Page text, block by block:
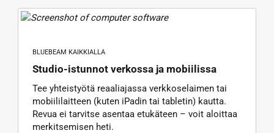
BLUEBEAM KAIKKIALLA
Studio-istunnot verkossa ja mobiilissa
Tee yhteistyötä reaaliajassa verkkoselaimen tai
mobiililaitteen (kuten iPadin tai tabletin) kautta.
Revua ei tarvitse asentaa etukäteen – voit aloittaa
merkitsemisen heti.